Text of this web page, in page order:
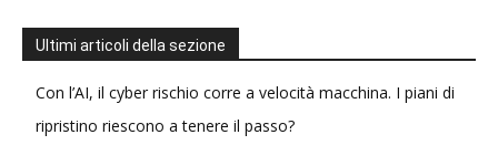
Ultimi articoli della sezione
Con l’AI, il cyber rischio corre a velocità macchina. I piani di
ripristino riescono a tenere il passo?